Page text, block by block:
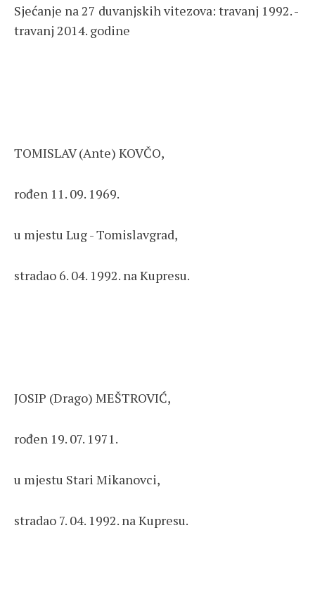
Sjećanje na 27 duvanjskih vitezova: travanj 1992. -
travanj 2014. godine
TOMISLAV (Ante) KOVČO,
rođen 11. 09. 1969.
u mjestu Lug - Tomislavgrad,
stradao 6. 04. 1992. na Kupresu.
JOSIP (Drago) MEŠTROVIĆ,
rođen 19. 07. 1971.
u mjestu Stari Mikanovci,
stradao 7. 04. 1992. na Kupresu.